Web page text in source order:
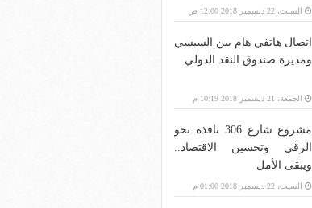
بنية الاتصالات؟
السبت، 22 ديسمبر 2018 12:00 ص
اتصال هاتفي هام بين السيسي
ومديرة صندوق النقد الدولي
الجمعة، 21 ديسمبر 2018 10:19 م
مشروع شارع 306 نافذة نحو
الرقي وتحسين الاقتصاد..
ويبقى الأمل
السبت، 22 ديسمبر 2018 01:00 م